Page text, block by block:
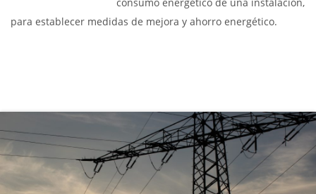
para establecer medidas de mejora y ahorro energético.